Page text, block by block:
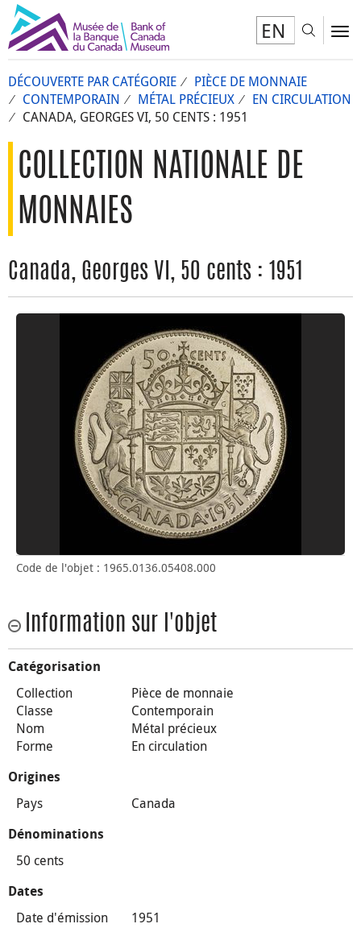
EN
DÉCOUVERTE PAR CATÉGORIE
PIÈCE DE MONNAIE
CONTEMPORAIN
MÉTAL PRÉCIEUX
EN CIRCULATION
CANADA, GEORGES VI, 50 CENTS : 1951
COLLECTION NATIONALE DE
MONNAIES
Canada, Georges VI, 50 cents : 1951
Code de l'objet : 1965.0136.05408.000
Information sur l'objet
Catégorisation
Collection
Pièce de monnaie
Classe
Contemporain
Nom
Métal précieux
Forme
En circulation
Origines
Pays Canada
Dénominations
50 cents
Dates
Date d'émission 1951